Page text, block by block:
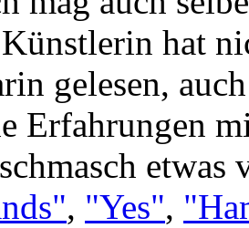
hat
gelesen,
Erfahrungen
, "Yes",